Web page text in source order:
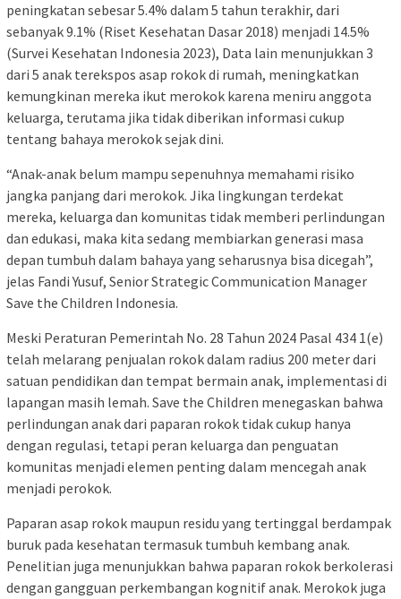
peningkatan sebesar 5.4% dalam 5 tahun terakhir, dari
sebanyak 9.1% (Riset Kesehatan Dasar 2018) menjadi 14.5%
(Survei Kesehatan Indonesia 2023), Data lain menunjukkan 3
dari 5 anak terekspos asap rokok di rumah, meningkatkan
kemungkinan mereka ikut merokok karena meniru anggota
keluarga, terutama jika tidak diberikan informasi cukup
tentang bahaya merokok sejak dini.
“Anak-anak belum mampu sepenuhnya memahami risiko
jangka panjang dari merokok. Jika lingkungan terdekat
mereka, keluarga dan komunitas tidak memberi perlindungan
dan edukasi, maka kita sedang membiarkan generasi masa
depan tumbuh dalam bahaya yang seharusnya bisa dicegah”,
jelas Fandi Yusuf, Senior Strategic Communication Manager
Save the Children Indonesia.
Meski Peraturan Pemerintah No. 28 Tahun 2024 Pasal 434 1(e)
telah melarang penjualan rokok dalam radius 200 meter dari
satuan pendidikan dan tempat bermain anak, implementasi di
lapangan masih lemah. Save the Children menegaskan bahwa
perlindungan anak dari paparan rokok tidak cukup hanya
dengan regulasi, tetapi peran keluarga dan penguatan
komunitas menjadi elemen penting dalam mencegah anak
menjadi perokok.
Paparan asap rokok maupun residu yang tertinggal berdampak
buruk pada kesehatan termasuk tumbuh kembang anak.
Penelitian juga menunjukkan bahwa paparan rokok berkolerasi
dengan gangguan perkembangan kognitif anak. Merokok juga